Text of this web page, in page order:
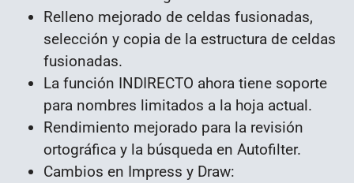
Relleno mejorado de celdas fusionadas,
selección y copia de la estructura de celdas
fusionadas.
La función INDIRECTO ahora tiene soporte
para nombres limitados a la hoja actual.
Rendimiento mejorado para la revisión
ortográfica y la búsqueda en Autofilter.
Cambios en Impress y Draw: